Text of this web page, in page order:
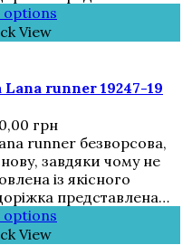
options
View
runner 19247-19
грн
runner безворсова,
завдяки чому не
із якісного
представлена…
options
View